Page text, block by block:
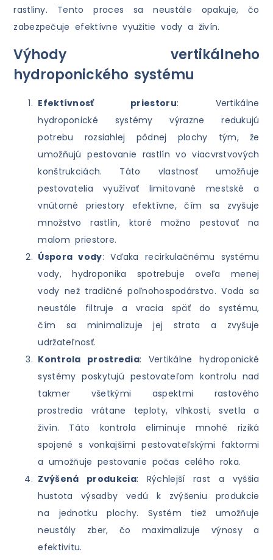
rastliny. Tento proces sa neustále opakuje, čo
zabezpečuje efektívne využitie vody a živín.
Výhody vertikálneho
hydroponického systému
Efektívnosť priestoru: Vertikálne
hydroponické systémy výrazne redukujú
potrebu rozsiahlej pôdnej plochy tým, že
umožňujú pestovanie rastlín vo viacvrstvových
konštrukciách. Táto vlastnosť umožňuje
pestovatelia využívať limitované mestské a
vnútorné priestory efektívne, čím sa zvyšuje
množstvo rastlín, ktoré možno pestovať na
malom priestore.
Úspora vody: Vďaka recirkulačnému systému
vody, hydroponika spotrebuje oveľa menej
vody než tradičné poľnohospodárstvo. Voda sa
neustále filtruje a vracia späť do systému,
čím sa minimalizuje jej strata a zvyšuje
udržateľnosť.
Kontrola prostredia: Vertikálne hydroponické
systémy poskytujú pestovateľom kontrolu nad
takmer všetkými aspektmi rastového
prostredia vrátane teploty, vlhkosti, svetla a
živín. Táto kontrola eliminuje mnohé riziká
spojené s vonkajšími pestovateľskými faktormi
a umožňuje pestovanie počas celého roka.
Zvýšená produkcia: Rýchlejší rast a vyššia
hustota výsadby vedú k zvýšeniu produkcie
na jednotku plochy. Systém tiež umožňuje
neustály zber, čo maximalizuje výnosy a
efektivitu.